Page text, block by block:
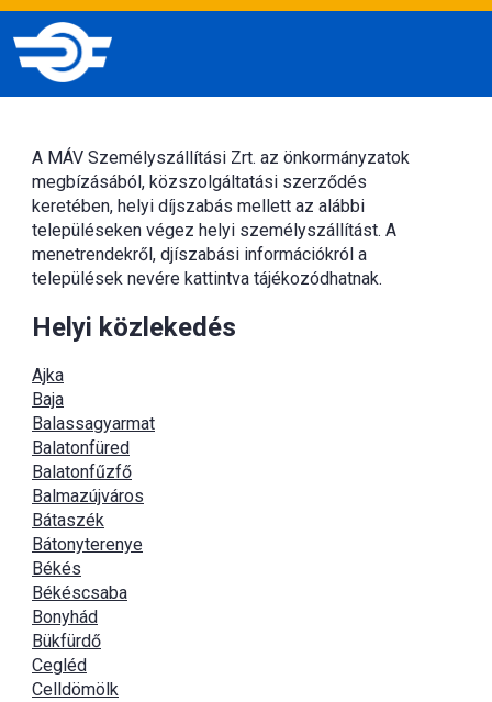
A MÁV Személyszállítási Zrt. az önkormányzatok
megbízásából, közszolgáltatási szerződés
keretében, helyi díjszabás mellett az alábbi
településeken végez helyi személyszállítást. A
menetrendekről, djíszabási információkról a
települések nevére kattintva tájékozódhatnak.
Helyi közlekedés
Ajka
Baja
Balassagyarmat
Balatonfüred
Balatonfűzfő
Balmazújváros
Bátaszék
Bátonyterenye
Békés
Békéscsaba
Bonyhád
Bükfürdő
Cegléd
Celldömölk